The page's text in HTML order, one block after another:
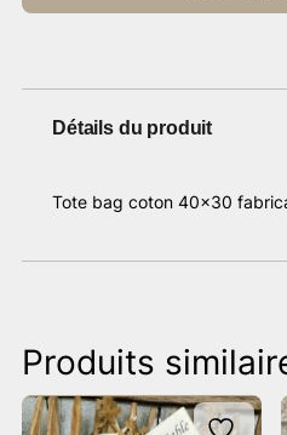
Détails du produit
Tote bag coton 40×30
Produits